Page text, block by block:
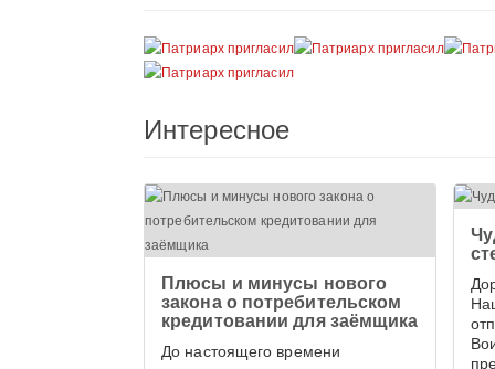
Интересное
Плюсы и минусы нового
закона о потребительском
кредитовании для заёмщика
До настоящего времени